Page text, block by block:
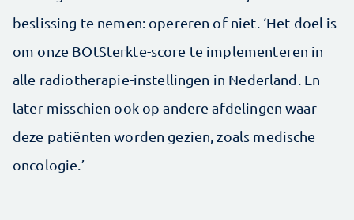
beslissing te nemen: opereren of niet. ‘Het doel is
om onze BOtSterkte-score te implementeren in
alle radiotherapie-instellingen in Nederland. En
later misschien ook op andere afdelingen waar
deze patiënten worden gezien, zoals medische
oncologie.’